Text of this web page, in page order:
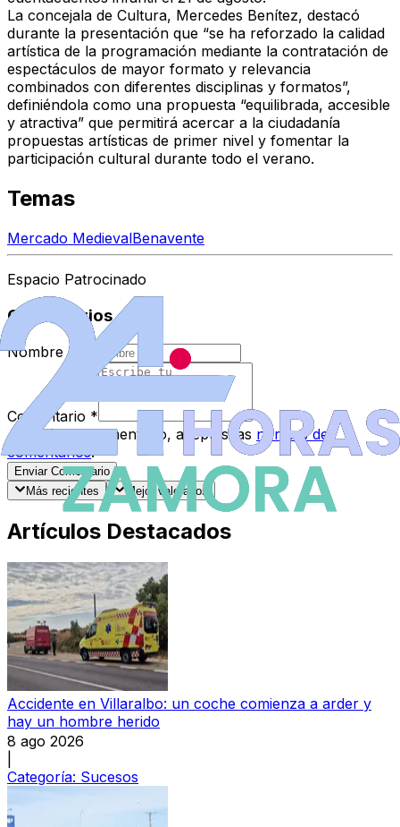
La concejala de Cultura, Mercedes Benítez, destacó
durante la presentación que “se ha reforzado la calidad
artística de la programación mediante la contratación de
espectáculos de mayor formato y relevancia
combinados con diferentes disciplinas y formatos”,
definiéndola como una propuesta “equilibrada, accesible
y atractiva” que permitirá acercar a la ciudadanía
propuestas artísticas de primer nivel y fomentar la
participación cultural durante todo el verano.
Temas
Mercado MedievalBenavente
Espacio Patrocinado
Comentarios
Nombre *
Comentario *
Al enviar tu comentario, aceptas las normas de
comentarios.
Enviar Comentario
Más recientes
Mejor valorados
Artículos Destacados
Accidente en Villaralbo: un coche comienza a arder y
hay un hombre herido
8 ago 2026
Categoría: Sucesos